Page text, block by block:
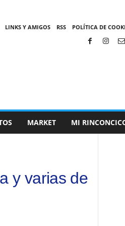
LINKS Y AMIGOS RSS POLÍTICA DE
MARKET MI
y varias de